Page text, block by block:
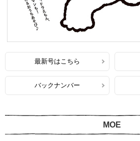
最新号はこちら
バックナンバー
MOE